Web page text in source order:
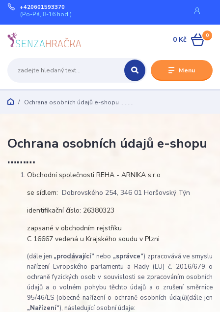
Menu
+420601593370
(Po-Pá, 8-16 hod.)
0
0 Kč
Ochrana osobních údajů e-shopu ………
Ochrana osobních údajů e-shopu
………
Obchodní společnosti REHA - ARNIKA s.r.o
se sídlem: Dobrovského 254, 346 01 Horšovský Týn
identifikační číslo: 26380323
zapsané v obchodním rejstříku
C 16667 vedená u Krajského soudu v Plzni
(dále jen „prodávající“ nebo „správce“) zpracovává ve smyslu
nařízení Evropského parlamentu a Rady (EU) č. 2016/679 o
ochraně fyzických osob v souvislosti se zpracováním osobních
údajů a o volném pohybu těchto údajů a o zrušení směrnice
95/46/ES (obecné nařízení o ochraně osobních údajů)(dále jen
„Nařízení“), následující osobní údaje: